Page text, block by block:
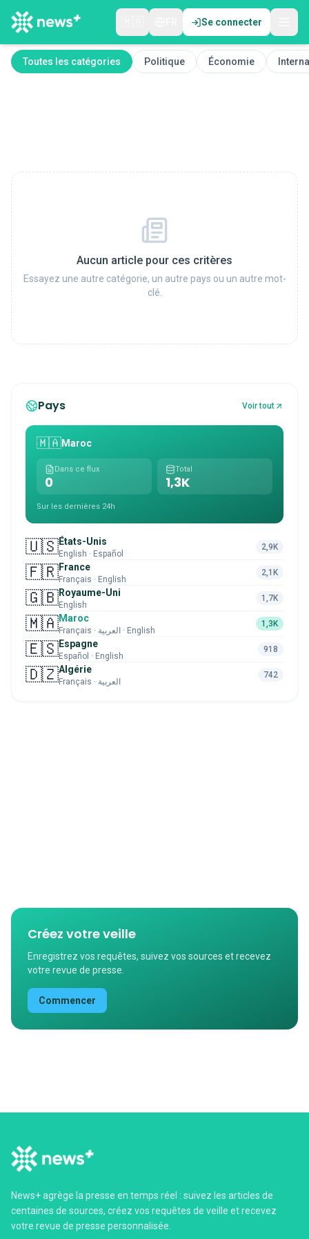
Se connecter
Toutes les catégories Politique Économie
Aucun article pour ces critères
Essayez une autre catégorie, un autre pays ou un autre mot-
clé.
Pays Voir tout
🇲🇦Maroc
Dans ce flux
0
Total
1,3K
Sur les dernières 24h
🇺🇸États-Unis
English · Español
2,9K
🇫🇷France
Français · English
2,1K
🇬🇧Royaume-Uni
English
1,7K
🇲🇦Maroc
Français · العربية · English
1,3K
🇪🇸Espagne
Español · English
918
🇩🇿Algérie
Français · العربية
742
Créez votre veille
Enregistrez vos requêtes, suivez vos sources et recevez
votre revue de presse.
Commencer
News+ agrège la presse en temps réel : suivez les articles de
centaines de sources, créez vos requêtes de veille et recevez
votre revue de presse personnalisée.